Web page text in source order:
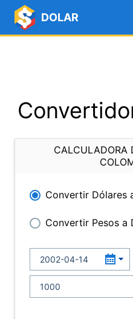
DOLAR
CALCULADORA
Convertir Dólares
Convertir Pesos a